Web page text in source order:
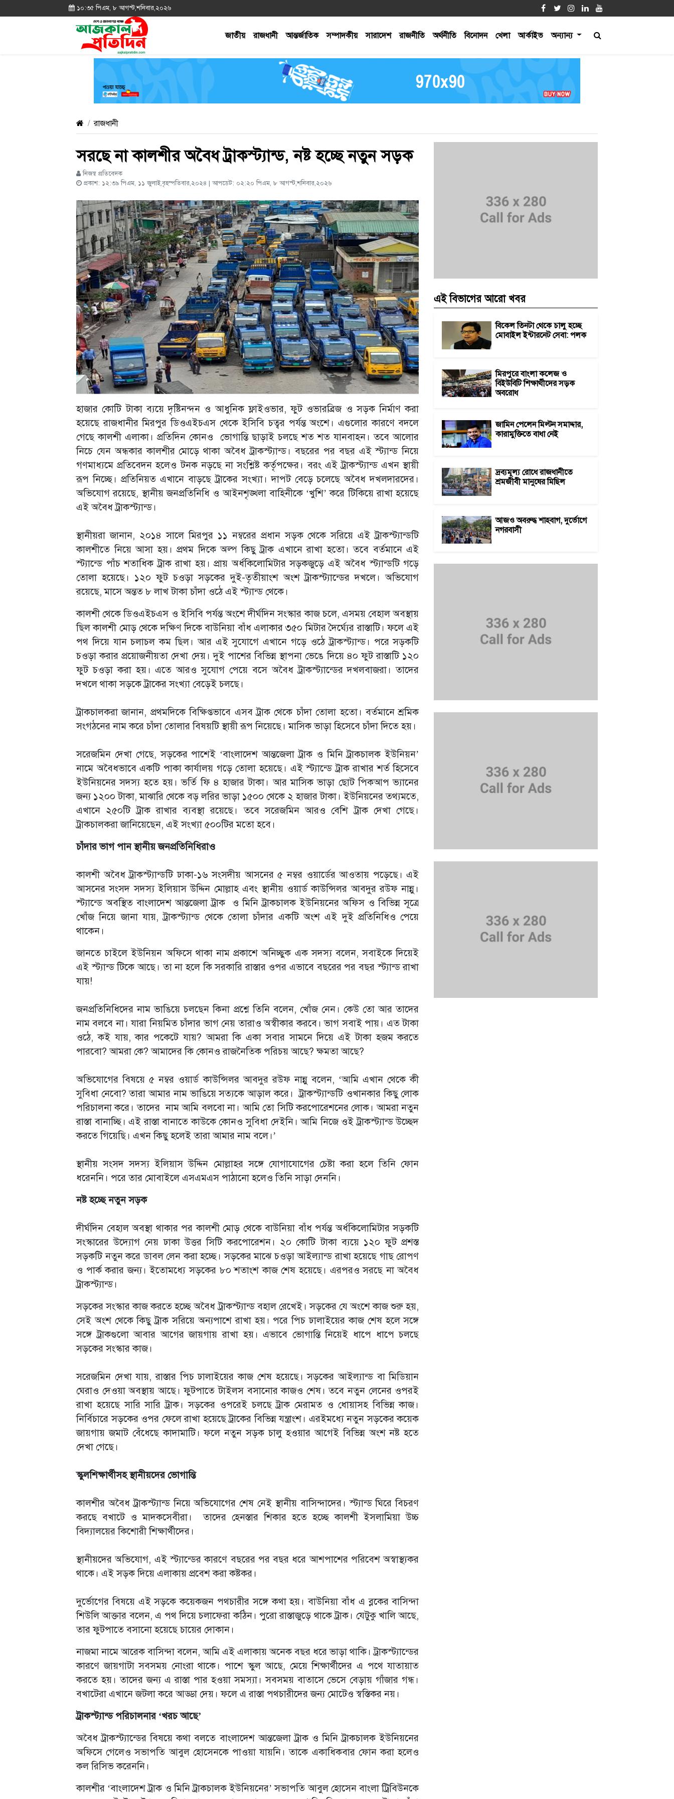
১০:৩৫ পিএম, ৮ আগস্ট,শনিবার,২০২৬
জাতীয় রাজধানী আন্তর্জাতিক সম্পাদকীয় সারাদেশ রাজনীতি অর্থনীতি বিনোদন খেলা আর্কাইভ অন্যান্য
রাজধানী
সরছে না কালশীর অবৈধ ট্রাকস্ট্যান্ড, নষ্ট হচ্ছে নতুন সড়ক
নিজস্ব প্রতিবেদক
প্রকাশ: ১২:৩৯ পিএম, ১১ জুলাই,বৃহস্পতিবার,২০২৪ | আপডেট: ০২:২০ পিএম, ৮ আগস্ট,শনিবার,২০২৬
হাজার কোটি টাকা ব্যয়ে দৃষ্টিনন্দন ও আধুনিক ফ্লাইওভার, ফুট ওভারব্রিজ ও সড়ক নির্মাণ করা
হয়েছে রাজধানীর মিরপুর ডিওএইচএস থেকে ইসিবি চত্বর পর্যন্ত অংশে। এগুলোর কারণে বদলে
গেছে কালশী এলাকা। প্রতিদিন কোনও ভোগান্তি ছাড়াই চলছে শত শত যানবাহন। তবে আলোর
নিচে যেন অন্ধকার কালশীর মোড়ে থাকা অবৈধ ট্রাকস্ট্যান্ড। বছরের পর বছর এই স্ট্যান্ড নিয়ে
গণমাধ্যমে প্রতিবেদন হলেও টনক নড়ছে না সংশ্লিষ্ট কর্তৃপক্ষের। বরং এই ট্রাকস্ট্যান্ড এখন স্থায়ী
রূপ নিচ্ছে। প্রতিনিয়ত এখানে বাড়ছে ট্রাকের সংখ্যা। দাপট বেড়ে চলেছে অবৈধ দখলদারদের।
অভিযোগ রয়েছে, স্থানীয় জনপ্রতিনিধি ও আইনশৃঙ্খলা বাহিনীকে ‘খুশি’ করে টিকিয়ে রাখা হয়েছে
এই অবৈধ ট্রাকস্ট্যান্ড।
স্থানীয়রা জানান, ২০১৪ সালে মিরপুর ১১ নম্বরের প্রধান সড়ক থেকে সরিয়ে এই ট্রাকস্ট্যান্ডটি
কালশীতে নিয়ে আসা হয়। প্রথম দিকে অল্প কিছু ট্রাক এখানে রাখা হতো। তবে বর্তমানে এই
স্ট্যান্ডে পাঁচ শতাধিক ট্রাক রাখা হয়। প্রায় অর্ধকিলোমিটার সড়কজুড়ে এই অবৈধ স্ট্যান্ডটি গড়ে
তোলা হয়েছে। ১২০ ফুট চওড়া সড়কের দুই-তৃতীয়াংশ অংশ ট্রাকস্ট্যান্ডের দখলে। অভিযোগ
রয়েছে, মাসে অন্তত ৮ লাখ টাকা চাঁদা ওঠে এই স্ট্যান্ড থেকে।
কালশী থেকে ডিওএইচএস ও ইসিবি পর্যন্ত অংশে দীর্ঘদিন সংস্কার কাজ চলে, এসময় বেহাল অবস্থায়
ছিল কালশী মোড় থেকে দক্ষিণ দিকে বাউনিয়া বাঁধ এলাকার ৩৫০ মিটার দৈর্ঘ্যের রাস্তাটি। ফলে এই
পথ দিয়ে যান চলাচল কম ছিল। আর এই সুযোগে এখানে গড়ে ওঠে ট্রাকস্ট্যান্ড। পরে সড়কটি
চওড়া করার প্রয়োজনীয়তা দেখা দেয়। দুই পাশের বিভিন্ন স্থাপনা ভেঙে দিয়ে ৪০ ফুট রাস্তাটি ১২০
ফুট চওড়া করা হয়। এতে আরও সুযোগ পেয়ে বসে অবৈধ ট্রাকস্ট্যান্ডের দখলবাজরা। তাদের
দখলে থাকা সড়কে ট্রাকের সংখ্যা বেড়েই চলছে।
ট্রাকচালকরা জানান, প্রথমদিকে বিক্ষিপ্তভাবে এসব ট্রাক থেকে চাঁদা তোলা হতো। বর্তমানে শ্রমিক
সংগঠনের নাম করে চাঁদা তোলার বিষয়টি স্থায়ী রূপ নিয়েছে। মাসিক ভাড়া হিসেবে চাঁদা দিতে হয়।
সরেজমিন দেখা গেছে, সড়কের পাশেই ‘বাংলাদেশ আন্তজেলা ট্রাক ও মিনি ট্রাকচালক ইউনিয়ন’
নামে অবৈধভাবে একটি পাকা কার্যালয় গড়ে তোলা হয়েছে। এই স্ট্যান্ডে ট্রাক রাখার শর্ত হিসেবে
ইউনিয়নের সদস্য হতে হয়। ভর্তি ফি ৪ হাজার টাকা। আর মাসিক ভাড়া ছোট পিকআপ ভ্যানের
জন্য ১২০০ টাকা, মাঝারি থেকে বড় লরির ভাড়া ১৫০০ থেকে ২ হাজার টাকা। ইউনিয়নের তথ্যমতে,
এখানে ২৫০টি ট্রাক রাখার ব্যবস্থা রয়েছে। তবে সরেজমিন আরও বেশি ট্রাক দেখা গেছে।
ট্রাকচালকরা জানিয়েছেন, এই সংখ্যা ৫০০টির মতো হবে।
চাঁদার ভাগ পান স্থানীয় জনপ্রতিনিধিরাও
কালশী অবৈধ ট্রাকস্ট্যান্ডটি ঢাকা-১৬ সংসদীয় আসনের ৫ নম্বর ওয়ার্ডের আওতায় পড়েছে। এই
আসনের সংসদ সদস্য ইলিয়াস উদ্দিন মোল্লাহ এবং স্থানীয় ওয়ার্ড কাউন্সিলর আবদুর রউফ নান্নু।
স্ট্যান্ডে অবস্থিত বাংলাদেশ আন্তজেলা ট্রাক ও মিনি ট্রাকচালক ইউনিয়নের অফিস ও বিভিন্ন সূত্রে
খোঁজ নিয়ে জানা যায়, ট্রাকস্ট্যান্ড থেকে তোলা চাঁদার একটি অংশ এই দুই প্রতিনিধিও পেয়ে
থাকেন।
জানতে চাইলে ইউনিয়ন অফিসে থাকা নাম প্রকাশে অনিচ্ছুক এক সদস্য বলেন, সবাইকে দিয়েই
এই স্ট্যান্ড টিকে আছে। তা না হলে কি সরকারি রাস্তার ওপর এভাবে বছরের পর বছর স্ট্যান্ড রাখা
যায়!
জনপ্রতিনিধিদের নাম ভাঙিয়ে চলছেন কিনা প্রশ্নে তিনি বলেন, খোঁজ নেন। কেউ তো আর তাদের
নাম বলবে না। যারা নিয়মিত চাঁদার ভাগ নেয় তারাও অস্বীকার করবে। ভাগ সবাই পায়। এত টাকা
ওঠে, কই যায়, কার পকেটে যায়? আমরা কি একা সবার সামনে দিয়ে এই টাকা হজম করতে
পারবো? আমরা কে? আমাদের কি কোনও রাজনৈতিক পরিচয় আছে? ক্ষমতা আছে?
অভিযোগের বিষয়ে ৫ নম্বর ওয়ার্ড কাউন্সিলর আবদুর রউফ নান্নু বলেন, ‘আমি এখান থেকে কী
সুবিধা নেবো? তারা আমার নাম ভাঙিয়ে সত্যকে আড়াল করে। ট্রাকস্ট্যান্ডটি ওখানকার কিছু লোক
পরিচালনা করে। তাদের নাম আমি বলবো না। আমি তো সিটি করপোরেশনের লোক। আমরা নতুন
রাস্তা বানাচ্ছি। এই রাস্তা বানাতে কাউকে কোনও সুবিধা দেইনি। আমি নিজে ওই ট্রাকস্ট্যান্ড উচ্ছেদ
করতে গিয়েছি। এখন কিছু হলেই তারা আমার নাম বলে।’
স্থানীয় সংসদ সদস্য ইলিয়াস উদ্দিন মোল্লাহর সঙ্গে যোগাযোগের চেষ্টা করা হলে তিনি ফোন
ধরেননি। পরে তার মোবাইলে এসএমএস পাঠানো হলেও তিনি সাড়া দেননি।
নষ্ট হচ্ছে নতুন সড়ক
দীর্ঘদিন বেহাল অবস্থা থাকার পর কালশী মোড় থেকে বাউনিয়া বাঁধ পর্যন্ত অর্ধকিলোমিটার সড়কটি
সংস্কারের উদ্যোগ নেয় ঢাকা উত্তর সিটি করপোরেশন। ২০ কোটি টাকা ব্যয়ে ১২০ ফুট প্রশস্ত
সড়কটি নতুন করে ডাবল লেন করা হচ্ছে। সড়কের মাঝে চওড়া আইল্যান্ড রাখা হয়েছে গাছ রোপণ
ও পার্ক করার জন্য। ইতোমধ্যে সড়কের ৮০ শতাংশ কাজ শেষ হয়েছে। এরপরও সরছে না অবৈধ
ট্রাকস্ট্যান্ড।
সড়কের সংস্কার কাজ করতে হচ্ছে অবৈধ ট্রাকস্ট্যান্ড বহাল রেখেই। সড়কের যে অংশে কাজ শুরু হয়,
সেই অংশ থেকে কিছু ট্রাক সরিয়ে অন্যপাশে রাখা হয়। পরে পিচ ঢালাইয়ের কাজ শেষ হলে সঙ্গে
সঙ্গে ট্রাকগুলো আবার আগের জায়গায় রাখা হয়। এভাবে ভোগান্তি নিয়েই ধাপে ধাপে চলছে
সড়কের সংস্কার কাজ।
সরেজমিন দেখা যায়, রাস্তার পিচ ঢালাইয়ের কাজ শেষ হয়েছে। সড়কের আইল্যান্ড বা মিডিয়ান
ঘেরাও দেওয়া অবস্থায় আছে। ফুটপাতে টাইলস বসানোর কাজও শেষ। তবে নতুন লেনের ওপরই
রাখা হয়েছে সারি সারি ট্রাক। সড়কের ওপরেই চলছে ট্রাক মেরামত ও ধোয়াসহ বিভিন্ন কাজ।
নির্বিচারে সড়কের ওপর ফেলে রাখা হয়েছে ট্রাকের বিভিন্ন যন্ত্রাংশ। এরইমধ্যে নতুন সড়কের কয়েক
জায়গায় জমাট বেঁধেছে কাদামাটি। ফলে নতুন সড়ক চালু হওয়ার আগেই বিভিন্ন অংশ নষ্ট হতে
দেখা গেছে।
স্কুলশিক্ষার্থীসহ স্থানীয়দের ভোগান্তি
কালশীর অবৈধ ট্রাকস্ট্যান্ড নিয়ে অভিযোগের শেষ নেই স্থানীয় বাসিন্দাদের। স্ট্যান্ড ঘিরে বিচরণ
করছে বখাটে ও মাদকসেবীরা। তাদের হেনস্তার শিকার হতে হচ্ছে কালশী ইসলামিয়া উচ্চ
বিদ্যালয়ের কিশোরী শিক্ষার্থীদের।
স্থানীয়দের অভিযোগ, এই স্ট্যান্ডের কারণে বছরের পর বছর ধরে আশপাশের পরিবেশ অস্বাস্থ্যকর
থাকে। এই সড়ক দিয়ে এলাকায় প্রবেশ করা কষ্টকর।
দুর্ভোগের বিষয়ে এই সড়কে কয়েকজন পথচারীর সঙ্গে কথা হয়। বাউনিয়া বাঁধ এ ব্লকের বাসিন্দা
শিউলি আক্তার বলেন, এ পথ দিয়ে চলাফেরা কঠিন। পুরো রাস্তাজুড়ে থাকে ট্রাক। যেটুকু খালি আছে,
তার ফুটপাতে বসানো হয়েছে চায়ের দোকান।
নাজমা নামে আরেক বাসিন্দা বলেন, আমি এই এলাকায় অনেক বছর ধরে ভাড়া থাকি। ট্রাকস্ট্যান্ডের
কারণে জায়গাটা সবসময় নোংরা থাকে। পাশে স্কুল আছে, মেয়ে শিক্ষার্থীদের এ পথে যাতায়াত
করতে হয়। তাদের জন্য এ রাস্তা পার হওয়া সমস্যা। সবসময় বাতাসে ভেসে বেড়ায় গাঁজার গন্ধ।
বখাটেরা এখানে জটলা করে আড্ডা দেয়। ফলে এ রাস্তা পথচারীদের জন্য মোটেও স্বস্তিকর নয়।
ট্রাকস্ট্যান্ড পরিচালনার ‘খরচ আছে’
অবৈধ ট্রাকস্ট্যান্ডের বিষয়ে কথা বলতে বাংলাদেশ আন্তজেলা ট্রাক ও মিনি ট্রাকচালক ইউনিয়নের
অফিসে গেলেও সভাপতি আবুল হোসেনকে পাওয়া যায়নি। তাকে একাধিকবার ফোন করা হলেও
কল রিসিভ করেননি।
কালশীর ‘বাংলাদেশ ট্রাক ও মিনি ট্রাকচালক ইউনিয়নের’ সভাপতি আবুল হোসেন বাংলা ট্রিবিউনকে
এই বিভাগের আরো খবর
বিকেল তিনটা থেকে চালু হচ্ছে
মোবাইল ইন্টারনেট সেবা: পলক
মিরপুরে বাংলা কলেজ ও
বিইউবিটি শিক্ষার্থীদের সড়ক
অবরোধ
জামিন পেলেন মিল্টন সমাদ্দার,
কারামুক্তিতে বাধা নেই
দ্রব্যমূল্য রোধে রাজধানীতে
শ্রমজীবী মানুষের মিছিল
আজও অবরুদ্ধ শাহবাগ, দুর্ভোগে
নগরবাসী